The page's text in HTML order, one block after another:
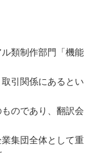
類制作部門「機能
引関係にあるとい
のであり、翻訳会
集団全体として重